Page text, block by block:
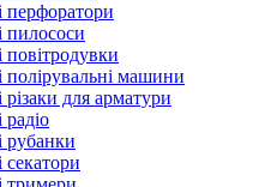
перфоратори
пилососи
полірувальні машини
для арматури
рубанки
секатори